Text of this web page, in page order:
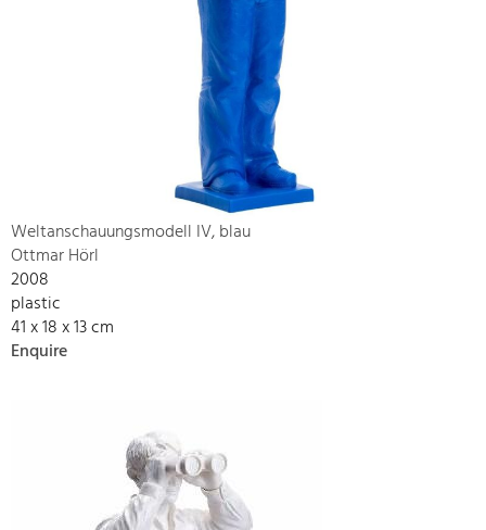
Weltanschauungsmodell IV, blau
Ottmar Hörl
2008
plastic
41 x 18 x 13 cm
Enquire